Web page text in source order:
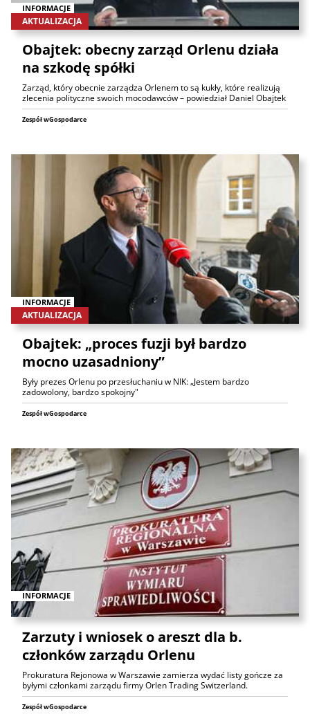
INFORMACJE
AKTUALIZACJA
Obajtek: obecny zarząd Orlenu działa
na szkodę spółki
Zarząd, który obecnie zarządza Orlenem to są kukły, które realizują
zlecenia polityczne swoich mocodawców – powiedział Daniel Obajtek
Zespół wGospodarce
INFORMACJE
AKTUALIZACJA
Obajtek: „proces fuzji był bardzo
mocno uzasadniony”
Były prezes Orlenu po przesłuchaniu w NIK: „Jestem bardzo
zadowolony, bardzo spokojny"
Zespół wGospodarce
INFORMACJE
Zarzuty i wniosek o areszt dla b.
członków zarządu Orlenu
Prokuratura Rejonowa w Warszawie zamierza wydać listy gończe za
byłymi członkami zarządu firmy Orlen Trading Switzerland.
Zespół wGospodarce